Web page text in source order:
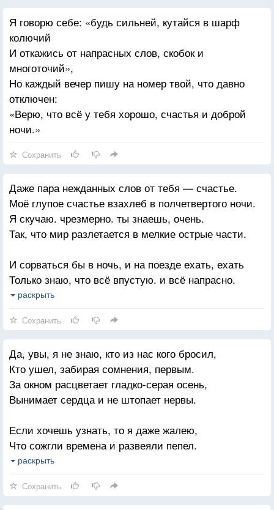
Хоть немного сил, чтобы не подойти.
Не обнять. не выдать самого этого лживого
«Как дела?». не подавать им обоим
Ни капли вида, что ты минуту назад
Чуть не умерла.
Я говорю себе: «будь сильней, кутайся в шарф
колючий
И откажись от напрасных слов, скобок и
многоточий»,
Но каждый вечер пишу на номер твой, что давно
отключен:
«Верю, что всё у тебя хорошо, счастья и доброй
ночи.»
Сохранить
Даже пара нежданных слов от тебя — счастье.
Моё глупое счастье взахлеб в полчетвертого ночи.
Я скучаю. чрезмерно. ты знаешь, очень.
Так, что мир разлетается в мелкие острые части.
И сорваться бы в ночь, и на поезде ехать, ехать
Только знаю, что всё впустую. и всё напрасно.
А над прожитым счастьем, к счастью, время не
Расстояния? что? для меня они не помеха.
Мне бесцельно смотреть в окно в цвете ля-минора,
А тебе песни старых крыш набирать на спицы.
Знаю точно, тебе ведь сейчас не спится.
Да и небо у нас одно, только разные точки обзора.
раскрыть
Сохранить
Да, увы, я не знаю, кто из нас кого бросил,
Кто ушел, забирая сомнения, первым.
За окном расцветает гладко-серая осень,
Вынимает сердца и не штопает нервы.
Если хочешь узнать, то я даже жалею,
Что сожгли времена и развеяли пепел.
Наша общая ложь — мы укроемся ею,
Если будешь жалеть, как и я, вечерами,
раскрыть
Сохранить